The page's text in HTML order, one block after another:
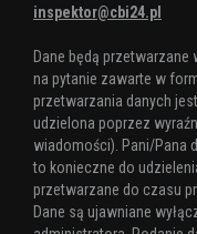
inspektor@cbi24.pl
Dane będą
na pytanie zawarte w
przetwarzania danych
udzielona poprzez
wiadomości). Pani/Pana
to konieczne do
przetwarzane do czasu
Dane są ujawniane